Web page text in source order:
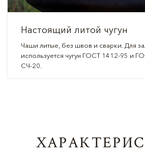
Настоящий литой чугун
Чаши литые, без швов и сварки. Для
используется чугун ГОСТ 1412-95 и
СЧ-20.